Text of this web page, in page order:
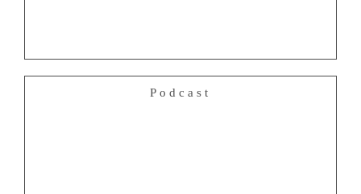
Podcast